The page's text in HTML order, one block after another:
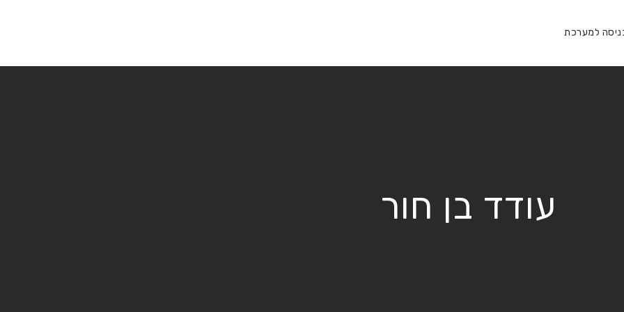
למערכת
עודד בן חור